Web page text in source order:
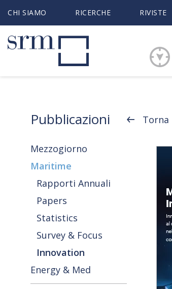
CHI SIAMO RICERCHE RIVISTE
Pubblicazioni
Mezzogiorno
Maritime
Rapporti Annuali
Papers
Statistics
Survey & Focus
Innovation
Energy & Med